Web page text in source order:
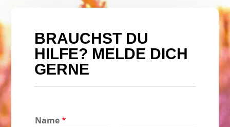
BRAUCHST DU
HILFE? MELDE DICH
GERNE
Name*